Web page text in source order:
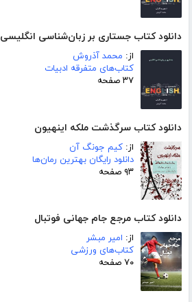
دانلود کتاب جستاری بر زبان‌شناسی انگلیسی
از: محمد آذروش
کتاب‌های متفرقه ادبیات
۳۷ صفحه
دانلود کتاب سرگذشت ملکه اینهیون
از: کیم جونگ آن
دانلود رایگان بهترین رمان‌ها
۹۳ صفحه
دانلود کتاب مرجع جام جهانی فوتبال
از: امیر مبشر
کتاب‌های ورزشی
۷۰ صفحه